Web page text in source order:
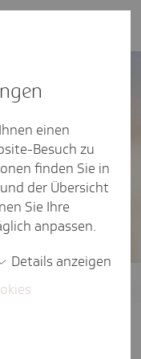
Wie
einen
Besuch zu
finden Sie in
und der Übersicht
Sie Ihre
anpassen.
Details anzeigen